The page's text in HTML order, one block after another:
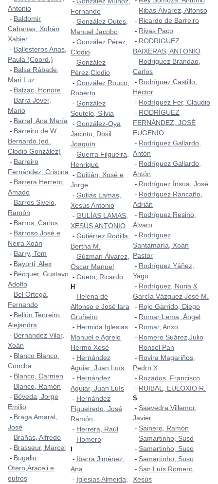
Antonio
- Baldomir
Cabanas, Xohán
Xabier
- Ballesteros Arias,
Paula (Coord.)
- Balsa Rábade,
Mari Luz
- Balzac, Honore
- Barra Jover,
Mario
- Barral, Ana María
- Barreiro de W.,
Bernardo (ed.
Clodio González)
- Barreiro
Fernández, Cristina
- Barrera Herrero,
Amado
- Barros Sivelo,
Ramón
- Barros, Carlos
- Barroso José e
Neira Xoán
- Barry, Tom
- Bayorti, Alex
- Bécquer, Gustavo
Adolfo
- Bel Ortega,
Fernando
- Bellón Tenreiro,
Alejandra
- Bernández Vilar,
Xoán
- Blanco Blanco,
Concha
- Blanco, Carmen
- Blanco, Ramón
- Bóveda, Jorge
Emilio
- Braga Amaral,
José
- Brañas, Alfredo
- Brasseur, Marcel
- Bugallo
Otero,Araceli e
outros
Fernando
- González Outes,
Manuel Jacobo
- González Pérez,
Clodio
- González
Pérez,Clodio
- González Rouco,
Roberto
- González
Soutelo, Silvia
- González-Oya
Jacinto, Dosil
Joaquín
- Guerra Filgueira,
Henrique
- Guitián, Xosé e
Jorge
- Gulías Lamas,
Xesús Antonio
- GULÍAS LAMAS,
XESÚS ANTONIO
- Gutiérrez Rodilla,
Bertha M.
- Gúzman Álvarez,
Óscar Manuel
- Güeto, Ricardo
H
- Helena de
Alfonso e José lara
Gruñeiro
- Hermida Iglesias
Manuel e Agrelo
Hermo Xosé
- Hernández
Aguiar, Juan Luís
- Hernández
Aguiar, Juan Luís
- Hernández
Figueiredo, José
Ramón
- Herrera, Raúl
- Homero
- Ibarra Jiménez,
Ana
- Iglesias Almeida,
- Ribas Álvarez, Alfonso
- Ricardo de Barreiro
- Rivas Paco
- RODRIGUEZ
BAIXERAS, ANTONIO
- Rodriguez Brandao,
Carlos
- Rodríguez Castillo,
Héctor
- Rodríguez Fer, Claudio
- RODRÍGUEZ
FERNÁNDEZ, JOSÉ
EUGENIO
- Rodríguez Gallardo,
Antón
- Rodríguez Gallardo,
Antón
- Rodríguez Ínsua, José
- Rodríguez Rancaño,
Adrián
- Rodríguez Resino,
Álvaro
- Rodríguez
Santamaría, Xoán
Pastor
- Rodríguez Yáñez,
Yago
- Rodríguez, Nuria &
García Vázquez José M.
- Rojo Garrido, Diego
- Romar Lema, Ángel
- Romar, Anxo
- Romero Suárez,Julio
- Ronsel Pan
- Rovira Magariños,
Pedro X.
- Rozados, Francisco
- RUIBAL, EULOXIO R.
S
- Saavedra Villamor,
Javier
- Sainero, Ramón
- Samartinho, Susd
- Samartinho, Suso
- Samartinho, Suso
- San Luís Romero,
Xesús